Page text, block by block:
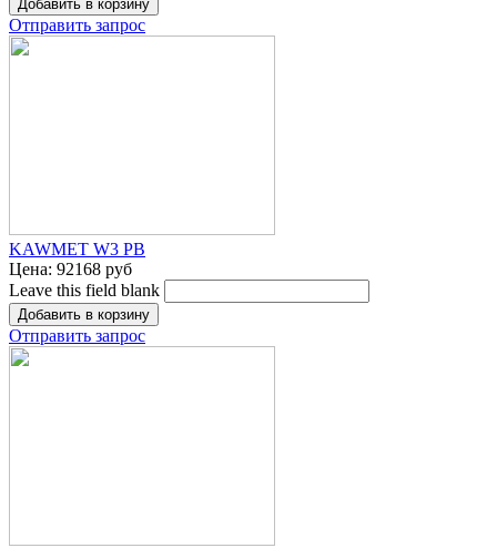
Отправить запрос
KAWMET W3 PB
Цена: 92168 руб
Leave this field blank
Отправить запрос